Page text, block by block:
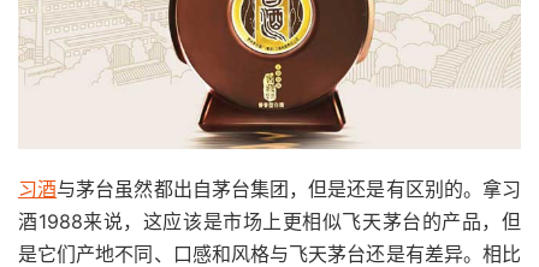
习酒与茅台虽然都出自茅台集团，但是还是有区别的。拿习
酒1988来说，这应该是市场上更相似飞天茅台的产品，但
是它们产地不同、口感和风格与飞天茅台还是有差异。相比